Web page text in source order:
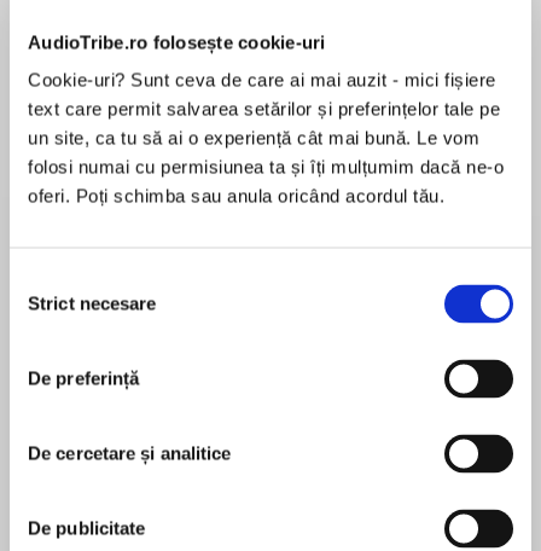
AudioTribe.ro folosește cookie-uri
Cookie-uri? Sunt ceva de care ai mai auzit - mici fișiere
text care permit salvarea setărilor și preferințelor tale pe
un site, ca tu să ai o experiență cât mai bună. Le vom
folosi numai cu permisiunea ta și îți mulțumim dacă ne-o
oferi. Poți schimba sau anula oricând acordul tău.
consimțământului
Strict necesare
De preferință
De cercetare și analitice
De publicitate
Elita de Argint (Elita
de...
Dani Francis
Diavolul se îmbracă de
la...
Lauren Weisberger
Migdală
Sohn Won-pyung
construiască un robot identic cu Moș Crăciun,
febrile pentru cea mai importantă sărbătoare
din an. Dar lucrurile se complică atunci când
Max și Ola, vestiții răufăcători, îl răpesc pe Moș
și cer ca răscumpărare toaaate cadourile
odată cu el, Crăciunul?
În acest moment nu există recenzii